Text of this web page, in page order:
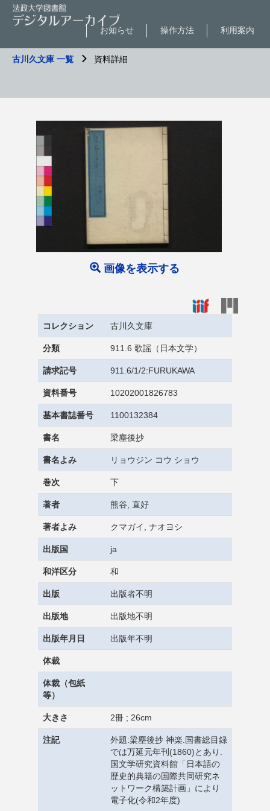
利用案内
操作方法
お知らせ
古川久文庫 一覧 資料詳細
画像を表示する
コレクション 古川久文庫
分類 911.6 歌謡（日本文学）
請求記号 911.6/1/2:FURUKAWA
資料番号 10202001826783
基本書誌番号 1100132384
書名 梁塵後抄
書名よみ リョウジン コウ ショウ
巻次 下
著者 熊谷, 直好
著者よみ クマガイ, ナオヨシ
出版国 ja
和洋区分 和
出版 出版者不明
出版地 出版地不明
出版年月日 出版年不明
体裁
体裁（包紙
等）
大きさ 2冊 ; 26cm
注記
外題:梁塵後抄 神楽.国書総目録
では万延元年刊(1860)とあり.
国文学研究資料館「日本語の
歴史的典籍の国際共同研究ネ
ットワーク構築計画」により
電子化(令和2年度)